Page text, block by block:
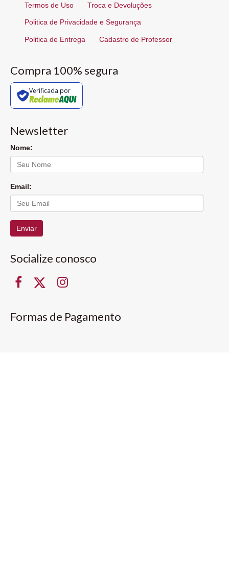
Termos de Uso Troca e Devoluções
Politica de Privacidade e Segurança
Politica de Entrega Cadastro de Professor
Compra 100% segura
Verificada por
Newsletter
Nome:
Email:
Enviar
Socialize conosco
Formas de Pagamento